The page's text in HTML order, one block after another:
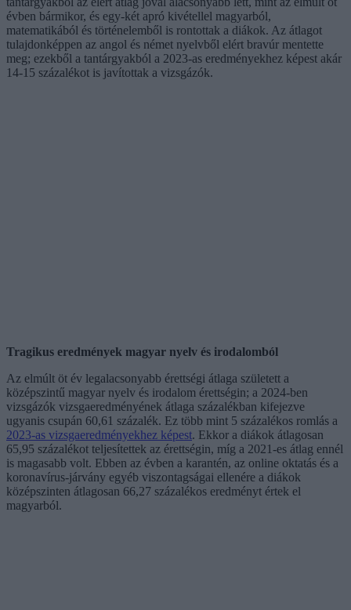
évben bármikor, és egy-két apró kivétellel magyarból,
matematikából és történelemből is rontottak a diákok. Az átlagot
tulajdonképpen az angol és német nyelvből elért bravúr mentette
meg; ezekből a tantárgyakból a 2023-as eredményekhez képest akár
14-15 százalékot is javítottak a vizsgázók.
Tragikus eredmények magyar nyelv és irodalomból
Az elmúlt öt év legalacsonyabb érettségi átlaga született a
középszintű magyar nyelv és irodalom érettségin; a 2024-ben
vizsgázók vizsgaeredményének átlaga százalékban kifejezve
ugyanis csupán 60,61 százalék. Ez több mint 5 százalékos romlás a
2023-as vizsgaeredményekhez képest. Ekkor a diákok átlagosan
65,95 százalékot teljesítettek az érettségin, míg a 2021-es átlag ennél
is magasabb volt. Ebben az évben a karantén, az online oktatás és a
koronavírus-járvány egyéb viszontagságai ellenére a diákok
középszinten átlagosan 66,27 százalékos eredményt értek el
magyarból.